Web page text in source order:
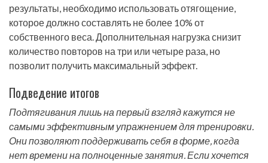
результаты, необходимо использовать отягощение,
которое должно составлять не более 10% от
собственного веса. Дополнительная нагрузка снизит
количество повторов на три или четыре раза, но
позволит получить максимальный эффект.
Подведение итогов
Подтягивания лишь на первый взгляд кажутся не
самыми эффективным упражнением для тренировки.
Они позволяют поддерживать себя в форме, когда
нет времени на полноценные занятия. Если хочется